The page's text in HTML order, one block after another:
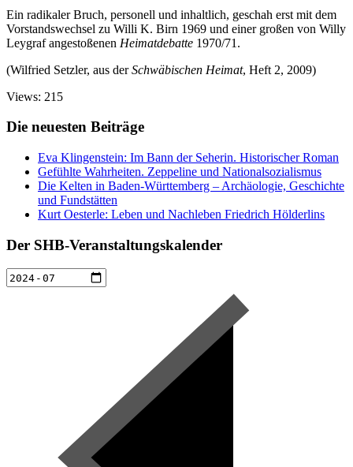
Ein radikaler Bruch, personell und inhaltlich, geschah erst mit dem
Vorstandswechsel zu Willi K. Birn 1969 und einer großen von Willy
Leygraf angestoßenen Heimatdebatte 1970/71.
(Wilfried Setzler, aus derSchwäbischen Heimat, Heft 2, 2009)
Views: 215
Die neuesten Beiträge
Eva Klingenstein: Im Bann der Seherin. Historischer Roman
Gefühlte Wahrheiten. Zeppeline und Nationalsozialismus
Die Kelten in Baden-Württemberg – Archäologie, Geschichte
und Fundstätten
Kurt Oesterle: Leben und Nachleben Friedrich Hölderlins
Der SHB-Veranstaltungskalender